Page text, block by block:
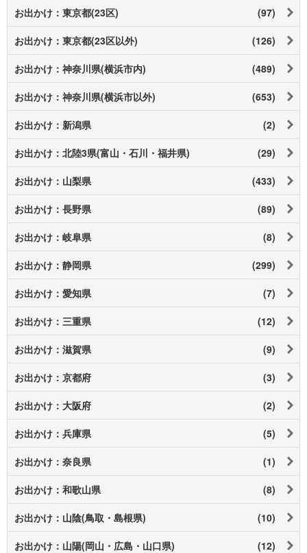
お出かけ：東京都(23区) (97)
お出かけ：東京都(23区以外) (126)
お出かけ：神奈川県(横浜市内) (489)
お出かけ：神奈川県(横浜市以外) (653)
お出かけ：新潟県 (2)
お出かけ：北陸3県(富山・石川・福井県) (29)
お出かけ：山梨県 (433)
お出かけ：長野県 (89)
お出かけ：岐阜県 (8)
お出かけ：静岡県 (299)
お出かけ：愛知県 (7)
お出かけ：三重県 (12)
お出かけ：滋賀県 (9)
お出かけ：京都府 (3)
お出かけ：大阪府 (2)
お出かけ：兵庫県 (5)
お出かけ：奈良県 (1)
お出かけ：和歌山県 (8)
お出かけ：山陰(鳥取・島根県) (10)
お出かけ：山陽(岡山・広島・山口県) (12)